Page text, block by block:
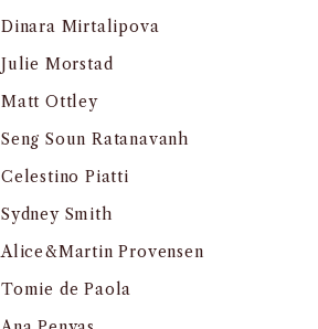
Dinara Mirtalipova
Julie Morstad
Matt Ottley
Seng Soun Ratanavanh
Celestino Piatti
Sydney Smith
Alice&Martin Provensen
Tomie de Paola